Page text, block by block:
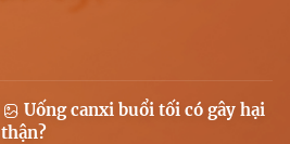
Uống canxi buổi tối có gây hại
thận?